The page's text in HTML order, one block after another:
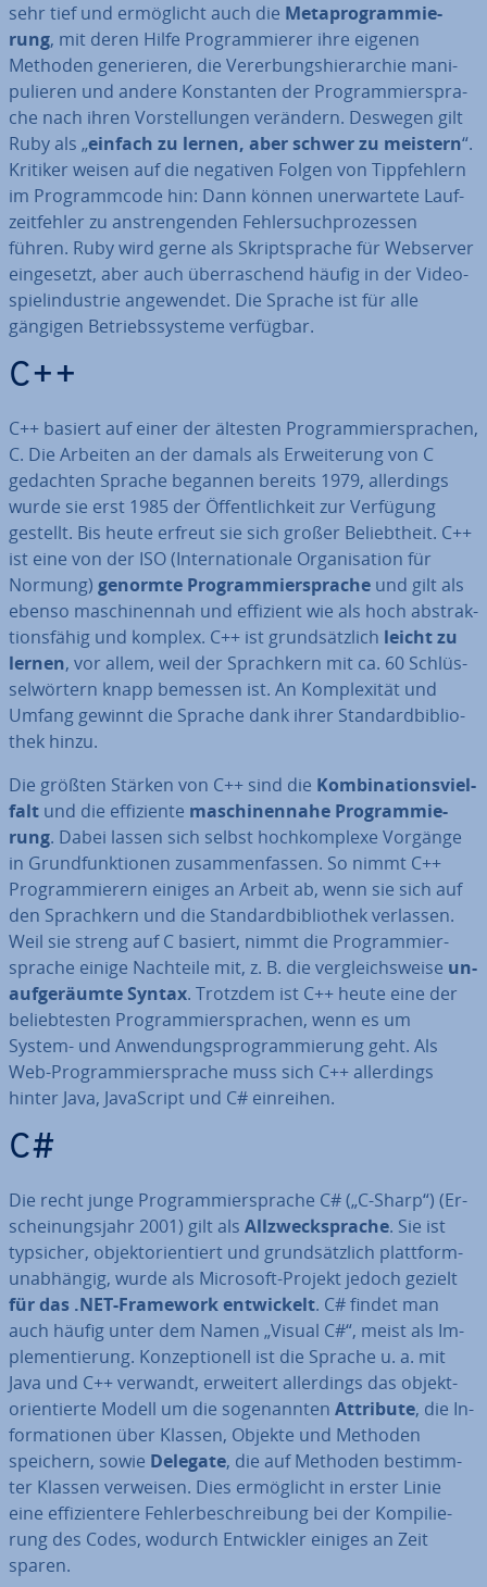
sehr tief und er­mög­licht auch die Me­ta­pro­gram­mie­
rung, mit deren Hilfe Pro­gram­mie­rer ihre eigenen
Methoden ge­ne­rie­ren, die Ver­er­bungs­hier­ar­chie ma­ni­
pu­lie­ren und andere Kon­stan­ten der Pro­gram­mier­spra­
che nach ihren Vor­stel­lun­gen verändern. Deswegen gilt
Ruby als „einfach zu lernen, aber schwer zu meistern“.
Kritiker weisen auf die negativen Folgen von Tipp­feh­lern
im Pro­gramm­code hin: Dann können un­er­war­te­te Lauf­
zeit­feh­ler zu an­stren­gen­den Feh­ler­such­pro­zes­sen
führen. Ruby wird gerne als Skript­spra­che für Webserver
ein­ge­setzt, aber auch über­ra­schend häufig in der Vi­deo­
spiel­in­dus­trie an­ge­wen­det. Die Sprache ist für alle
gängigen Be­triebs­sys­te­me verfügbar.
C++
C++ basiert auf einer der ältesten Pro­gram­mier­spra­chen,
C. Die Arbeiten an der damals als Er­wei­te­rung von C
gedachten Sprache begannen bereits 1979, al­ler­dings
wurde sie erst 1985 der Öf­fent­lich­keit zur Verfügung
gestellt. Bis heute erfreut sie sich großer Be­liebt­heit. C++
ist eine von der ISO (In­ter­na­tio­na­le Or­ga­ni­sa­ti­on für
Normung) genormte Pro­gram­mier­spra­che und gilt als
ebenso ma­schi­nen­nah und effizient wie als hoch abs­trak­
ti­ons­fä­hig und komplex. C++ ist grund­sätz­lich leicht zu
lernen, vor allem, weil der Sprach­kern mit ca. 60 Schlüs­
sel­wör­tern knapp bemessen ist. An Kom­ple­xi­tät und
Umfang gewinnt die Sprache dank ihrer Stan­dard­bi­blio­
thek hinzu.
Die größten Stärken von C++ sind die Kom­bi­na­ti­ons­viel­
falt und die ef­fi­zi­en­te ma­schi­nen­na­he Pro­gram­mie­
rung. Dabei lassen sich selbst hoch­kom­ple­xe Vorgänge
in Grund­funk­tio­nen zu­sam­men­fas­sen. So nimmt C++
Pro­gram­mie­rern einiges an Arbeit ab, wenn sie sich auf
den Sprach­kern und die Stan­dard­bi­blio­thek verlassen.
Weil sie streng auf C basiert, nimmt die Pro­gram­mier­
spra­che einige Nachteile mit, z. B. die ver­gleichs­wei­se un­
auf­ge­räum­te Syntax. Trotzdem ist C++ heute eine der
be­lieb­tes­ten Pro­gram­mier­spra­chen, wenn es um
System- und An­wen­dungs­pro­gram­mie­rung geht. Als
Web-Pro­gram­mier­spra­che muss sich C++ al­ler­dings
hinter Java, Ja­va­Script und C# einreihen.
C#
Die recht junge Pro­gram­mier­spra­che C# („C-Sharp“) (Er­
schei­nungs­jahr 2001) gilt als All­zweck­spra­che. Sie ist
typsicher, ob­jekt­ori­en­tiert und grund­sätz­lich platt­form­
un­ab­hän­gig, wurde als Microsoft-Projekt jedoch gezielt
für das .NET-Framework ent­wi­ckelt. C# findet man
auch häufig unter dem Namen „Visual C#“, meist als Im­
ple­men­tie­rung. Kon­zep­tio­nell ist die Sprache u. a. mit
Java und C++ verwandt, erweitert al­ler­dings das ob­jekt­
ori­en­tier­te Modell um die so­ge­nann­ten Attribute, die In­
for­ma­tio­nen über Klassen, Objekte und Methoden
speichern, sowie Delegate, die auf Methoden be­stimm­
ter Klassen verweisen. Dies er­mög­licht in erster Linie
eine ef­fi­zi­en­te­re Feh­ler­be­schrei­bung bei der Kom­pi­lie­
rung des Codes, wodurch Ent­wick­ler einiges an Zeit
sparen.